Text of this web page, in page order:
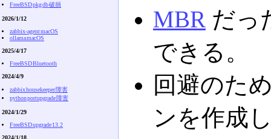
MBR だっ
できる。
回避のた
ンを作成
FreeBSD pkg db 破損
2026/1/12
zabbix-agent macOS
ollama macOS
2025/4/17
FreeBSD Bluetooth
2024/4/9
zabbix housekeeper 障害
python portupgrade 障害
2024/1/29
FreeBSD upgrade 13.2
2024/1/18